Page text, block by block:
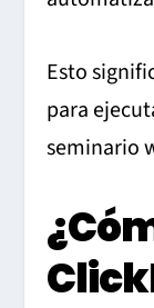
Esto
para
seminario